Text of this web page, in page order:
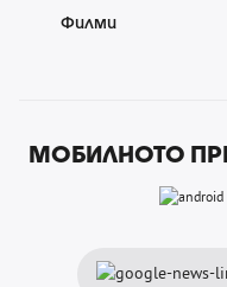
Филми
МОБИЛНОТО